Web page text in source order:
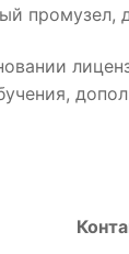
промузел,